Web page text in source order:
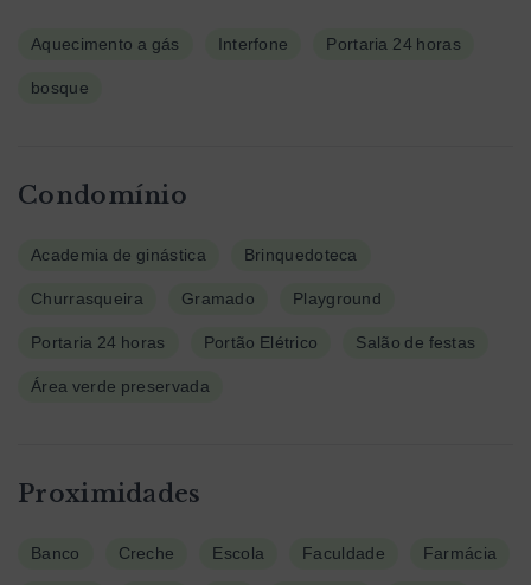
Aquecimento a gás Interfone Portaria 24 horas
bosque
Condomínio
Academia de ginástica Brinquedoteca
Churrasqueira Gramado Playground
Portaria 24 horas Portão Elétrico Salão de festas
Área verde preservada
Proximidades
Banco Creche Escola Faculdade Farmácia